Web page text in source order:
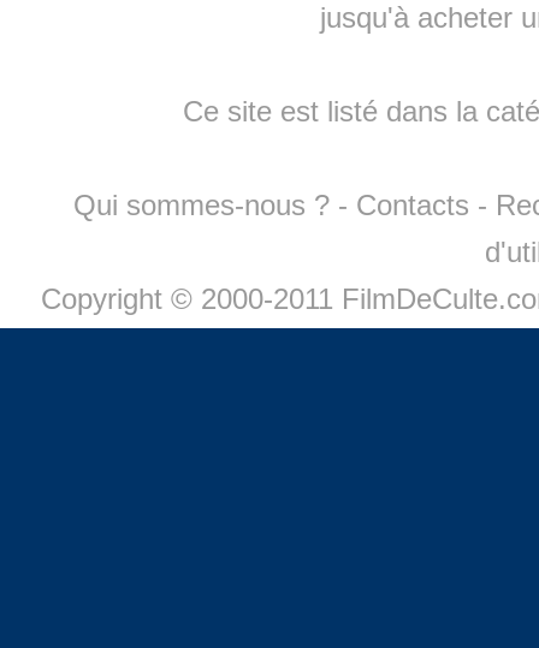
jusqu'à acheter
Ce site est listé dans la
Qui sommes-nous ? - Contacts -
Copyright © 2000-2011